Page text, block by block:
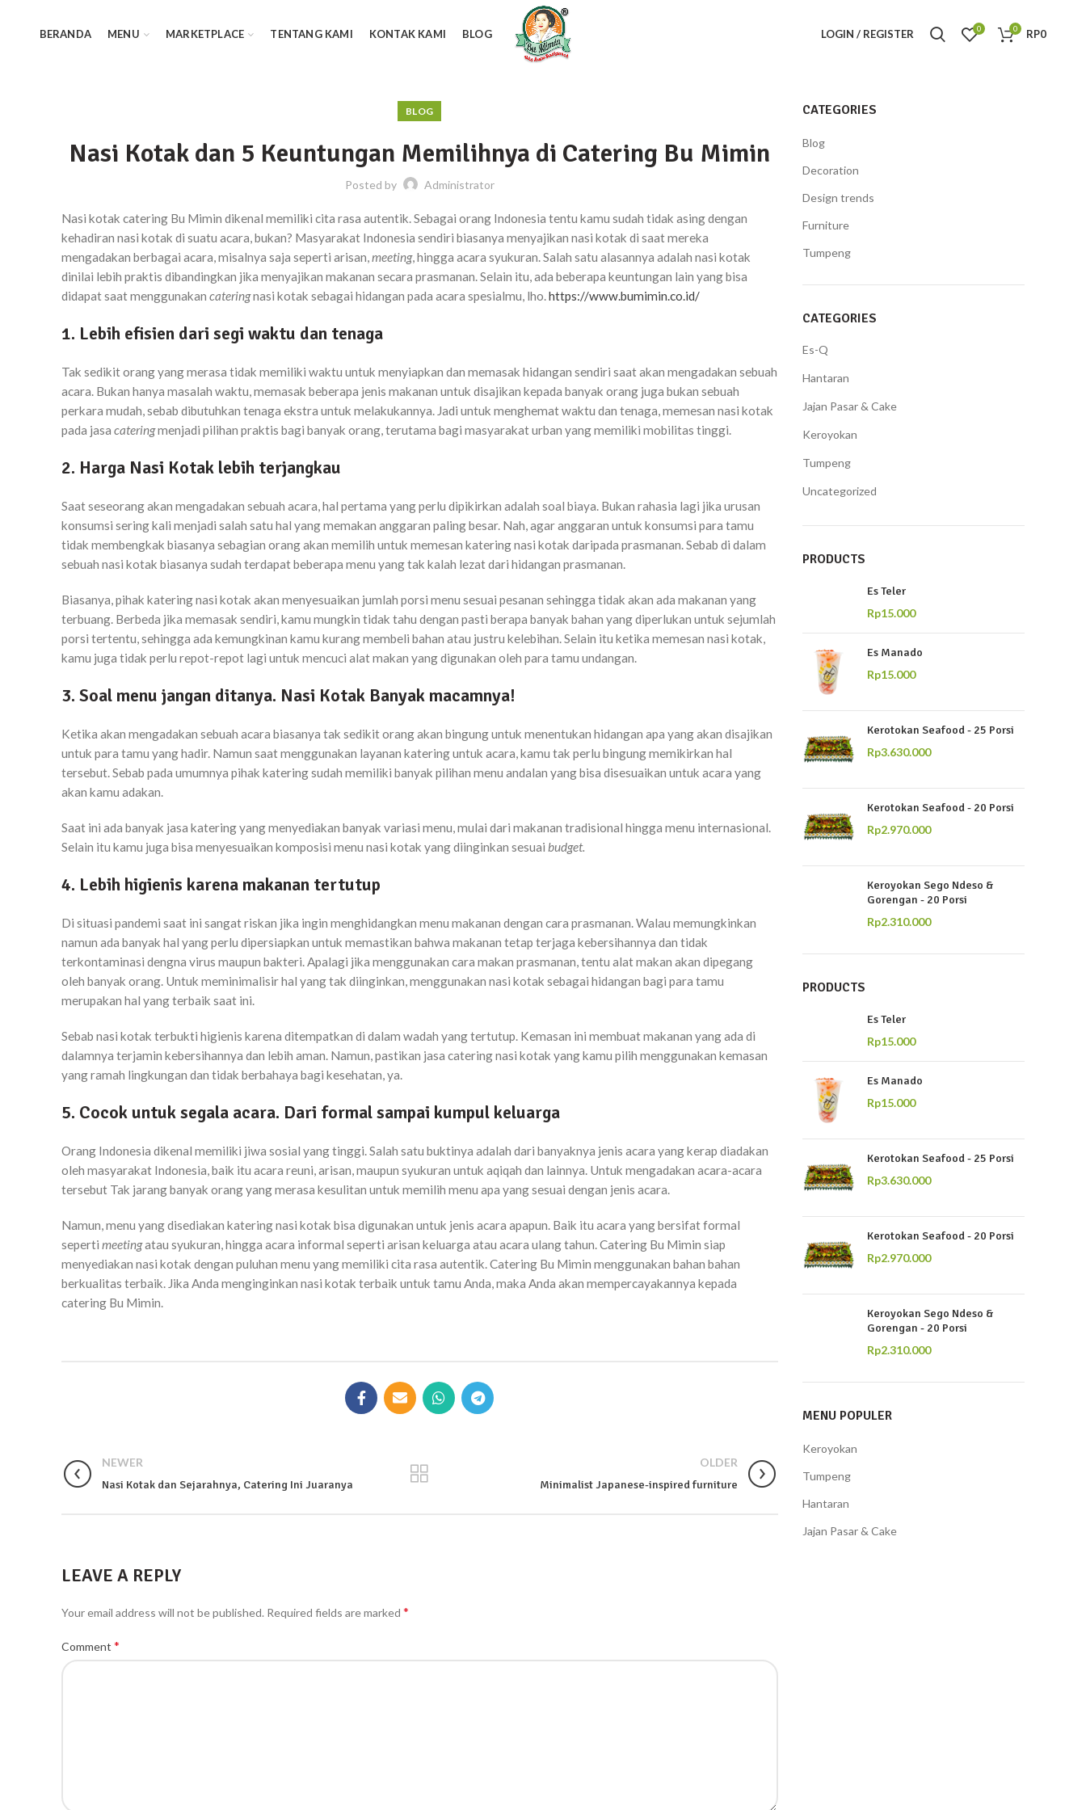
BERANDA MENU MARKETPLACE TENTANG KAMI KONTAK KAMI BLOG LOGIN / REGISTER 0 0 RP0
BLOG
Nasi Kotak dan 5 Keuntungan Memilihnya di Catering Bu Mimin
Posted by Administrator
Nasi kotak catering Bu Mimin dikenal memiliki cita rasa autentik. Sebagai orang Indonesia tentu kamu sudah tidak asing dengan
kehadiran nasi kotak di suatu acara, bukan? Masyarakat Indonesia sendiri biasanya menyajikan nasi kotak di saat mereka
mengadakan berbagai acara, misalnya saja seperti arisan,meeting, hingga acara syukuran. Salah satu alasannya adalah nasi kotak
dinilai lebih praktis dibandingkan jika menyajikan makanan secara prasmanan. Selain itu, ada beberapa keuntungan lain yang bisa
didapat saat menggunakan cateringnasi kotak sebagai hidangan pada acara spesialmu, lho.https://www.bumimin.co.id/
1. Lebih efisien dari segi waktu dan tenaga
Tak sedikit orang yang merasa tidak memiliki waktu untuk menyiapkan dan memasak hidangan sendiri saat akan mengadakan sebuah
acara. Bukan hanya masalah waktu, memasak beberapa jenis makanan untuk disajikan kepada banyak orang juga bukan sebuah
perkara mudah, sebab dibutuhkan tenaga ekstra untuk melakukannya. Jadi untuk menghemat waktu dan tenaga, memesan nasi kotak
pada jasa cateringmenjadi pilihan praktis bagi banyak orang, terutama bagi masyarakat urban yang memiliki mobilitas tinggi.
2. Harga Nasi Kotak lebih terjangkau
Saat seseorang akan mengadakan sebuah acara, hal pertama yang perlu dipikirkan adalah soal biaya. Bukan rahasia lagi jika urusan
konsumsi sering kali menjadi salah satu hal yang memakan anggaran paling besar. Nah, agar anggaran untuk konsumsi para tamu
tidak membengkak biasanya sebagian orang akan memilih untuk memesan katering nasi kotak daripada prasmanan. Sebab di dalam
sebuah nasi kotak biasanya sudah terdapat beberapa menu yang tak kalah lezat dari hidangan prasmanan.
Biasanya, pihak katering nasi kotak akan menyesuaikan jumlah porsi menu sesuai pesanan sehingga tidak akan ada makanan yang
terbuang. Berbeda jika memasak sendiri, kamu mungkin tidak tahu dengan pasti berapa banyak bahan yang diperlukan untuk sejumlah
porsi tertentu, sehingga ada kemungkinan kamu kurang membeli bahan atau justru kelebihan. Selain itu ketika memesan nasi kotak,
kamu juga tidak perlu repot-repot lagi untuk mencuci alat makan yang digunakan oleh para tamu undangan.
3. Soal menu jangan ditanya. Nasi Kotak Banyak macamnya!
Ketika akan mengadakan sebuah acara biasanya tak sedikit orang akan bingung untuk menentukan hidangan apa yang akan disajikan
untuk para tamu yang hadir. Namun saat menggunakan layanan katering untuk acara, kamu tak perlu bingung memikirkan hal
tersebut. Sebab pada umumnya pihak katering sudah memiliki banyak pilihan menu andalan yang bisa disesuaikan untuk acara yang
akan kamu adakan.
Saat ini ada banyak jasa katering yang menyediakan banyak variasi menu, mulai dari makanan tradisional hingga menu internasional.
Selain itu kamu juga bisa menyesuaikan komposisi menu nasi kotak yang diinginkan sesuai budget.
4. Lebih higienis karena makanan tertutup
Di situasi pandemi saat ini sangat riskan jika ingin menghidangkan menu makanan dengan cara prasmanan. Walau memungkinkan
namun ada banyak hal yang perlu dipersiapkan untuk memastikan bahwa makanan tetap terjaga kebersihannya dan tidak
terkontaminasi dengna virus maupun bakteri. Apalagi jika menggunakan cara makan prasmanan, tentu alat makan akan dipegang
oleh banyak orang. Untuk meminimalisir hal yang tak diinginkan, menggunakan nasi kotak sebagai hidangan bagi para tamu
merupakan hal yang terbaik saat ini.
Sebab nasi kotak terbukti higienis karena ditempatkan di dalam wadah yang tertutup. Kemasan ini membuat makanan yang ada di
dalamnya terjamin kebersihannya dan lebih aman. Namun, pastikan jasa catering nasi kotak yang kamu pilih menggunakan kemasan
yang ramah lingkungan dan tidak berbahaya bagi kesehatan, ya.
5. Cocok untuk segala acara. Dari formal sampai kumpul keluarga
Orang Indonesia dikenal memiliki jiwa sosial yang tinggi. Salah satu buktinya adalah dari banyaknya jenis acara yang kerap diadakan
oleh masyarakat Indonesia, baik itu acara reuni, arisan, maupun syukuran untuk aqiqah dan lainnya. Untuk mengadakan acara-acara
tersebut Tak jarang banyak orang yang merasa kesulitan untuk memilih menu apa yang sesuai dengan jenis acara.
Namun, menu yang disediakan katering nasi kotak bisa digunakan untuk jenis acara apapun. Baik itu acara yang bersifat formal
seperti meetingatau syukuran, hingga acara informal seperti arisan keluarga atau acara ulang tahun. Catering Bu Mimin siap
menyediakan nasi kotak dengan puluhan menu yang memiliki cita rasa autentik. Catering Bu Mimin menggunakan bahan bahan
berkualitas terbaik. Jika Anda menginginkan nasi kotak terbaik untuk tamu Anda, maka Anda akan mempercayakannya kepada
catering Bu Mimin.
NEWER
Nasi Kotak dan Sejarahnya, Catering Ini Juaranya
OLDER
Minimalist Japanese-inspired furniture
LEAVE A REPLY
Your email address will not be published. Required fields are marked *
Comment *
CATEGORIES
Blog
Decoration
Design trends
Furniture
Tumpeng
CATEGORIES
Es-Q
Hantaran
Jajan Pasar & Cake
Keroyokan
Tumpeng
Uncategorized
PRODUCTS
Es Teler
Rp15.000
Es Manado
Rp15.000
Kerotokan Seafood - 25 Porsi
Rp3.630.000
Kerotokan Seafood - 20 Porsi
Rp2.970.000
Keroyokan Sego Ndeso &
Gorengan - 20 Porsi
Rp2.310.000
PRODUCTS
Es Teler
Rp15.000
Es Manado
Rp15.000
Kerotokan Seafood - 25 Porsi
Rp3.630.000
Kerotokan Seafood - 20 Porsi
Rp2.970.000
Keroyokan Sego Ndeso &
Gorengan - 20 Porsi
Rp2.310.000
MENU POPULER
Keroyokan
Tumpeng
Hantaran
Jajan Pasar & Cake